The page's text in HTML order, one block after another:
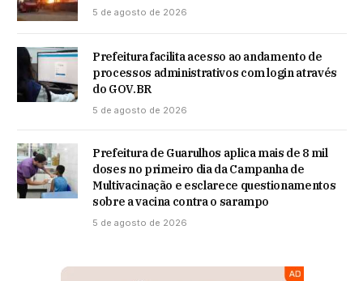
5 de agosto de 2026
Prefeitura facilita acesso ao andamento de
processos administrativos com login através
do GOV.BR
5 de agosto de 2026
Prefeitura de Guarulhos aplica mais de 8 mil
doses no primeiro dia da Campanha de
Multivacinação e esclarece questionamentos
sobre a vacina contra o sarampo
5 de agosto de 2026